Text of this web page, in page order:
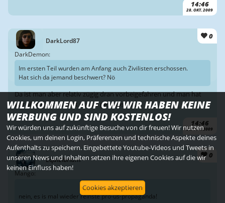
14:46
28. OKT. 2009
DarkLord87
0
14:46
28. OKT. 2009
DarkDemon:
Im ersten Teil wurden am Anfang auch Zivilisten erschossen.
Hat sich da jemand beschwert? Nö
Da ist man aber relativ zügig dran vorbeigefahren und man hat
vor allem nicht selbst auf sie geschossen.
EquiLibrium
0
Mango:
nein, es is mal wieder reinste pro-us-propaganda!
WILLKOMMEN AUF CW! WIR HABEN KEINE
WERBUNG UND SIND KOSTENLOS!
Wir würden uns auf zukünftige Besuche von dir freuen! Wir nutzen
Cookies, um deinen Login, Präferenzen und technische Aspekte deines
Aufenthalts zu speichern. Eingebettete Youtube-Videos und Tweets in
unseren News und Inhalten setzen ihre eigenen Cookies auf die wir
keinen Einfluss haben!
Cookies akzeptieren